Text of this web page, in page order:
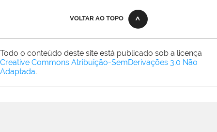
VOLTAR AO TOPO
Todo o conteúdo deste site está publicado sob a licença
Creative Commons Atribuição-SemDerivações 3.0 Não
Adaptada.